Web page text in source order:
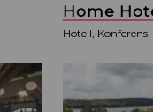
Home
Hotell, Konferens